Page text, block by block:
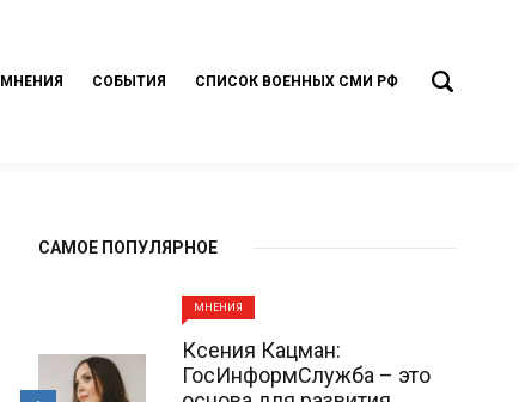
МНЕНИЯ СОБЫТИЯ СПИСОК ВОЕННЫХ СМИ РФ
САМОЕ ПОПУЛЯРНОЕ
МНЕНИЯ
Ксения Кацман:
ГосИнформСлужба – это